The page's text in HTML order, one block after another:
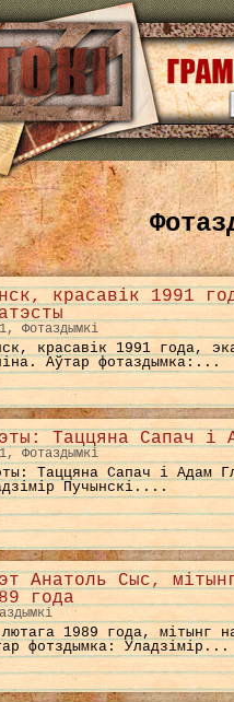
красавік 1991
Фотаздымкі
красавік 1991 года,
Аўтар фотаздымка:...
Таццяна Сапач і
Фотаздымкі
Таццяна Сапач і Адам
Пучынскі....
Анатоль Сыс,
года
1989 года, мітынг
фотздымка: Уладзімір...